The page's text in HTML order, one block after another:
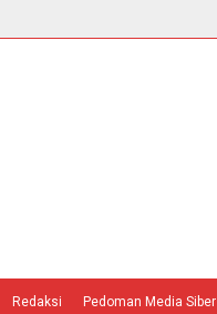
Redaksi Pedoman Media Siber